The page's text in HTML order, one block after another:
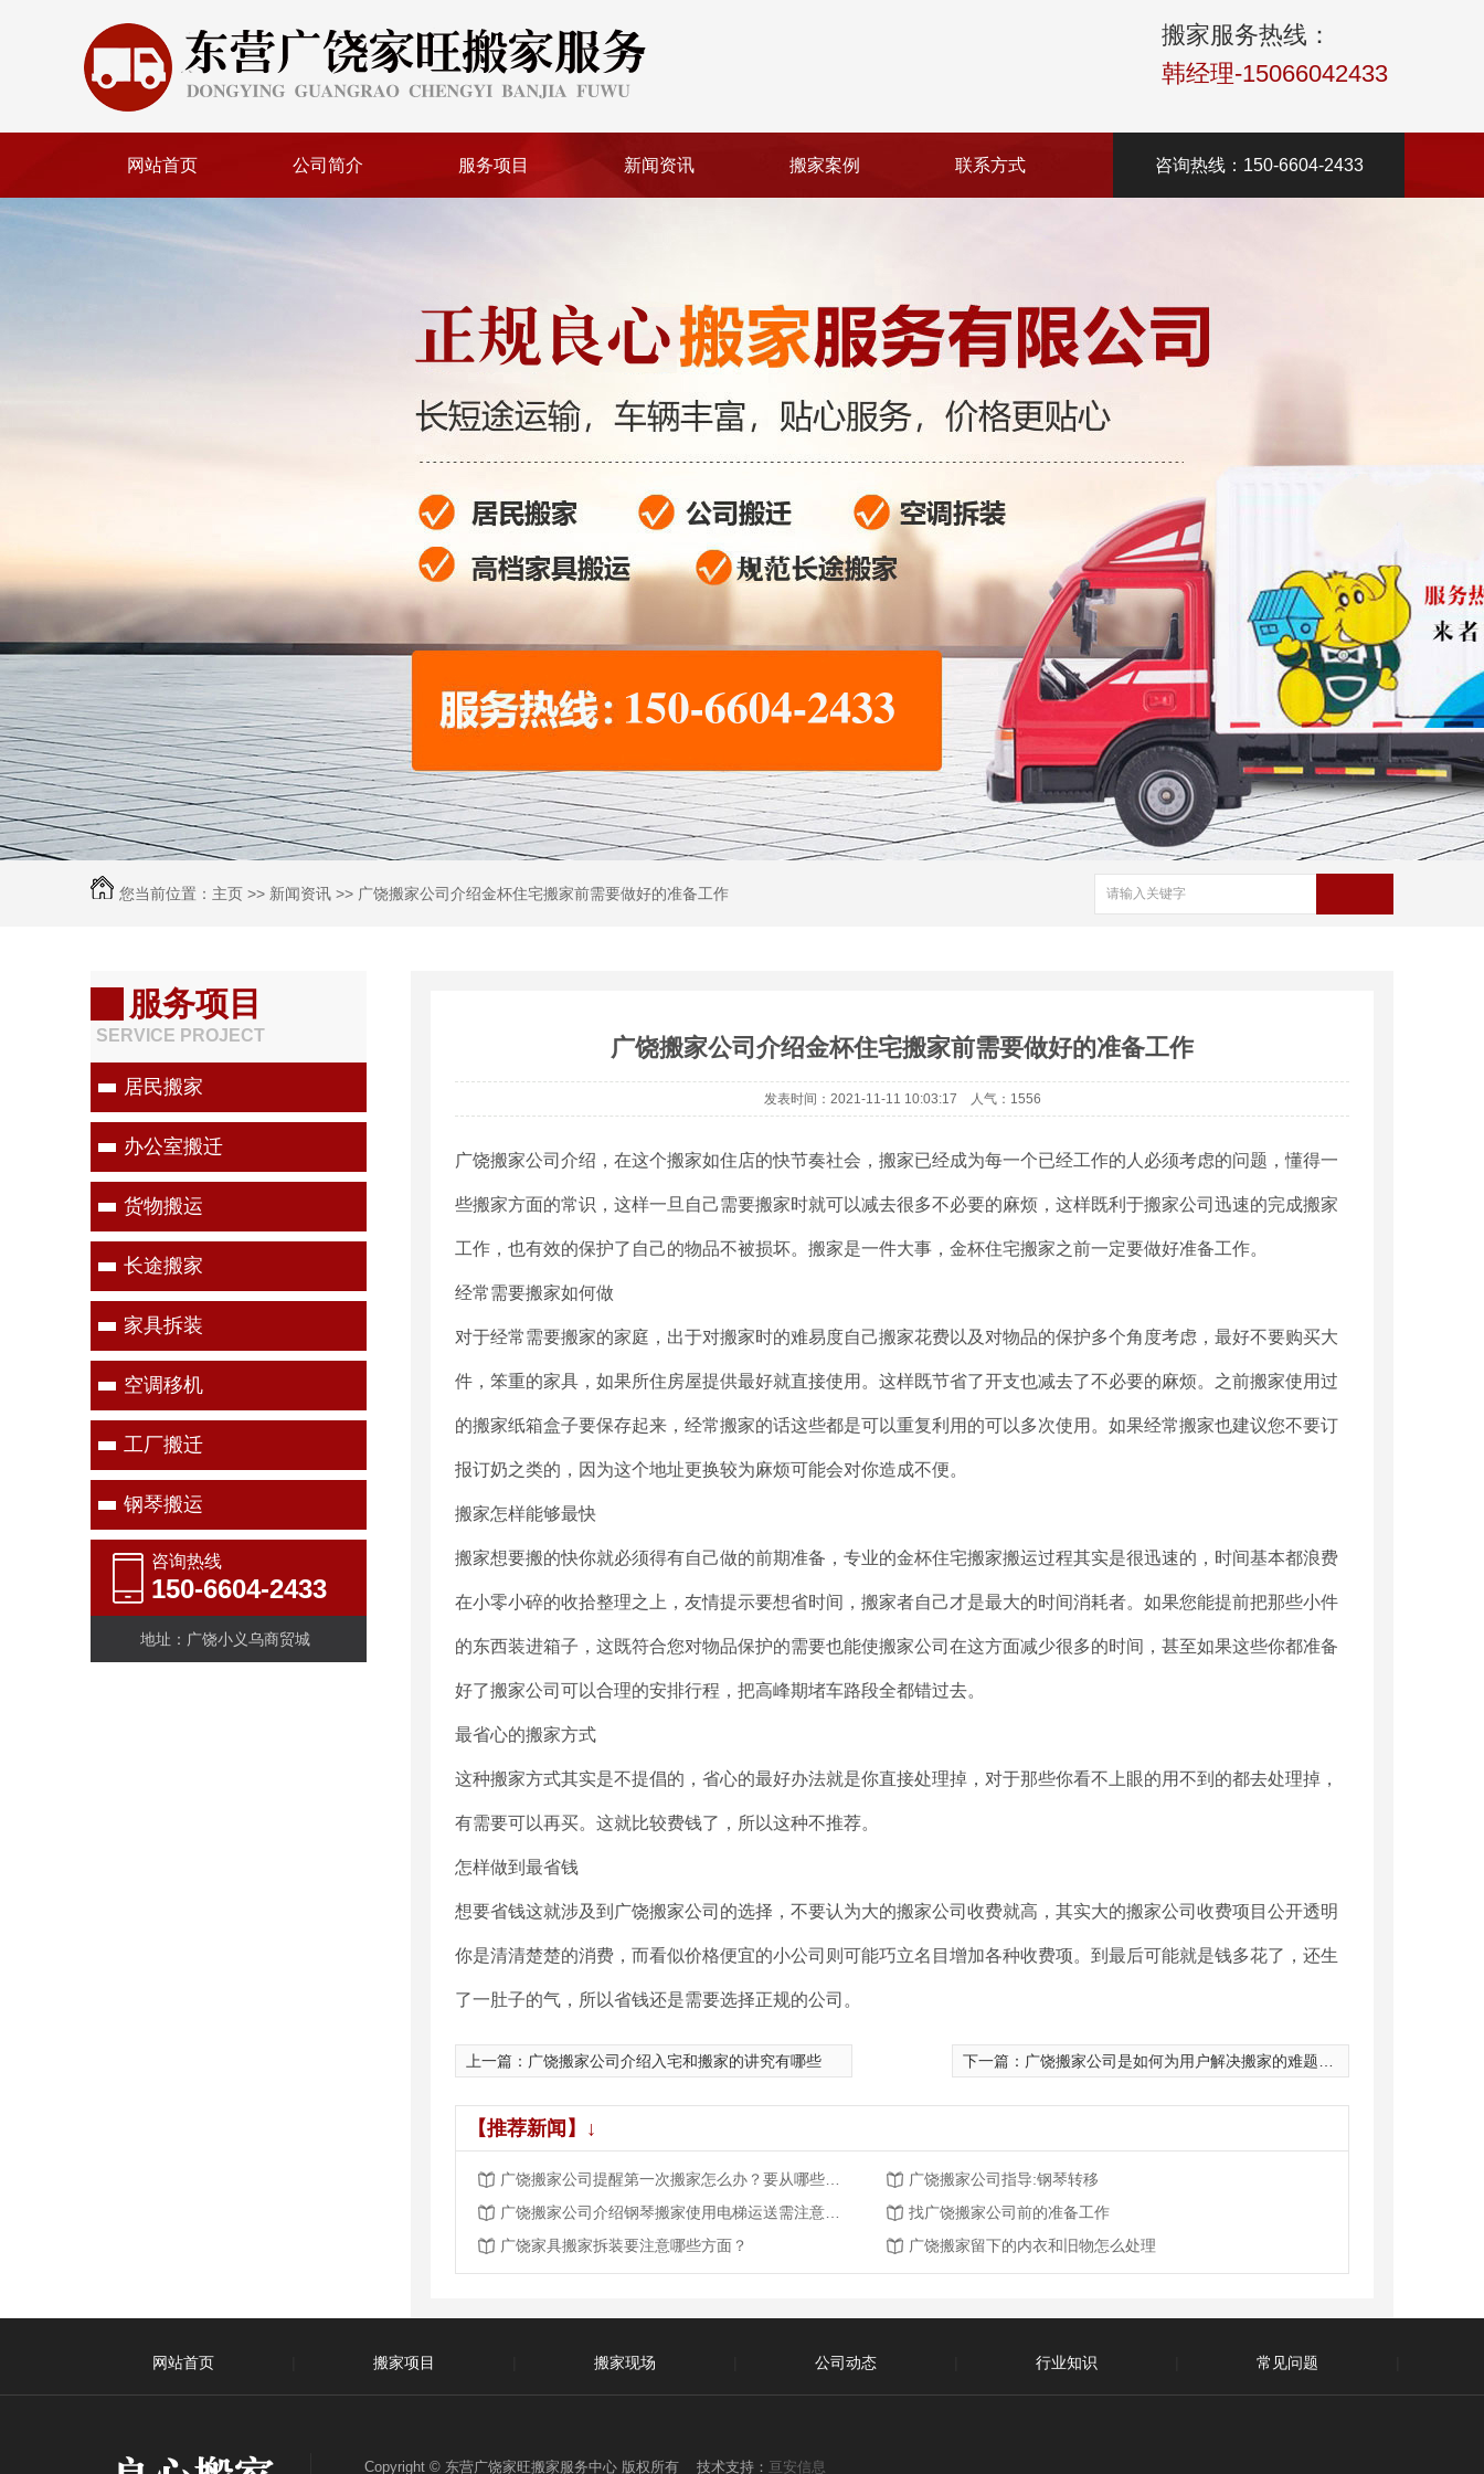
搬家服务热线：
韩经理-15066042433
网站首页 公司简介 服务项目 新闻资讯 搬家案例 联系方式 咨询热线：150-6604-2433
您当前位置： 主页 >> 新闻资讯 >> 广饶搬家公司介绍金杯住宅搬家前需要做好的准备工作
服务项目
SERVICE PROJECT
居民搬家
办公室搬迁
货物搬运
长途搬家
家具拆装
空调移机
工厂搬迁
钢琴搬运
咨询热线
150-6604-2433
地址：广饶小义乌商贸城
广饶搬家公司介绍金杯住宅搬家前需要做好的准备工作
发表时间：2021-11-11 10:03:17 人气：1556
广饶搬家公司介绍，在这个搬家如住店的快节奏社会，搬家已经成为每一个已经工作的人必须考虑的问题，懂得一
些搬家方面的常识，这样一旦自己需要搬家时就可以减去很多不必要的麻烦，这样既利于搬家公司迅速的完成搬家
工作，也有效的保护了自己的物品不被损坏。搬家是一件大事，金杯住宅搬家之前一定要做好准备工作。
经常需要搬家如何做
对于经常需要搬家的家庭，出于对搬家时的难易度自己搬家花费以及对物品的保护多个角度考虑，最好不要购买大
件，笨重的家具，如果所住房屋提供最好就直接使用。这样既节省了开支也减去了不必要的麻烦。之前搬家使用过
的搬家纸箱盒子要保存起来，经常搬家的话这些都是可以重复利用的可以多次使用。如果经常搬家也建议您不要订
报订奶之类的，因为这个地址更换较为麻烦可能会对你造成不便。
搬家怎样能够最快
搬家想要搬的快你就必须得有自己做的前期准备，专业的金杯住宅搬家搬运过程其实是很迅速的，时间基本都浪费
在小零小碎的收拾整理之上，友情提示要想省时间，搬家者自己才是最大的时间消耗者。如果您能提前把那些小件
的东西装进箱子，这既符合您对物品保护的需要也能使搬家公司在这方面减少很多的时间，甚至如果这些你都准备
好了搬家公司可以合理的安排行程，把高峰期堵车路段全都错过去。
最省心的搬家方式
这种搬家方式其实是不提倡的，省心的最好办法就是你直接处理掉，对于那些你看不上眼的用不到的都去处理掉，
有需要可以再买。这就比较费钱了，所以这种不推荐。
怎样做到最省钱
想要省钱这就涉及到广饶搬家公司的选择，不要认为大的搬家公司收费就高，其实大的搬家公司收费项目公开透明
你是清清楚楚的消费，而看似价格便宜的小公司则可能巧立名目增加各种收费项。到最后可能就是钱多花了，还生
了一肚子的气，所以省钱还是需要选择正规的公司。
上一篇： 广饶搬家公司介绍入宅和搬家的讲究有哪些 下一篇： 广饶搬家公司是如何为用户解决搬家的难题呢？
【推荐新闻】↓
广饶搬家公司指导:钢琴转移
找广饶搬家公司前的准备工作
广饶家具搬家拆装要注意哪些方面？
广饶搬家留下的内衣和旧物怎么处理
网站首页 搬家项目 搬家现场 公司动态 行业知识 常见问题
Copyright © 东营广饶家旺搬家服务中心 版权所有 技术支持： 亘安信息